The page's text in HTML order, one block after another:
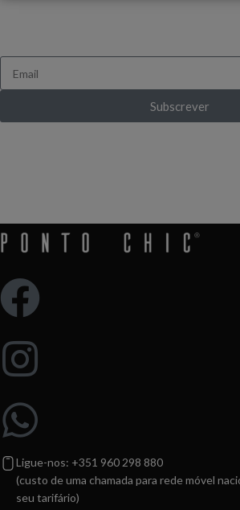
Subscrever
Ligue-nos: +351 960 298 880
(custo de uma chamada para rede móvel
seu tarifário)